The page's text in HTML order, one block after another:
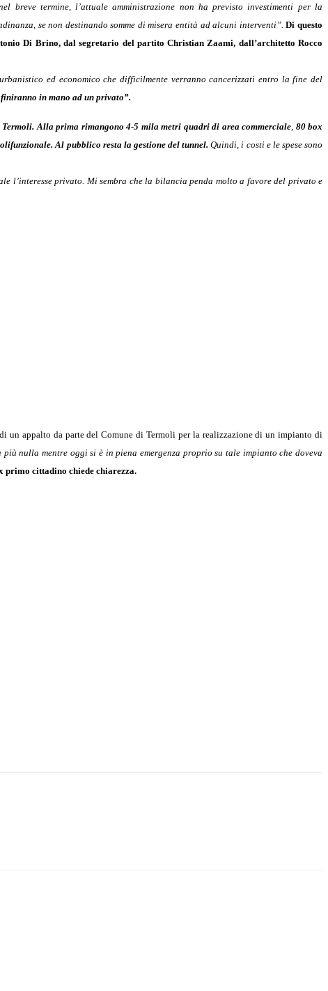
breve termine, l’attuale amministrazione non ha previsto investimenti per la
se non destinando somme di misera entità ad alcuni interventi”. Di questo
Di Brino, dal segretario del partito Christian Zaami, dall’architetto Rocco
ed economico che difficilmente verranno cancerizzati entro la fine del
in mano ad un privato”.
Alla prima rimangono 4-5 mila metri quadri di area commerciale 80 box
Al pubblico resta la gestione del tunnel. Quindi, i costi e le spese sono
l’interesse privato. Mi sembra che la bilancia penda molto a favore del privato e
, di un appalto da parte del Comune di Termoli per la realizzazione di un impianto di
nulla mentre oggi si è in piena emergenza proprio su tale impianto che doveva
primo cittadino chiede chiarezza.